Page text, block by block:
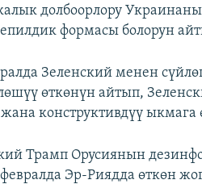
долбоорлору
формасы болорун
Зеленский менен
өткөнүн айтып,
конструктивдүү ыкмага
Трамп Орусиянын
Эр-Риядда өткөн